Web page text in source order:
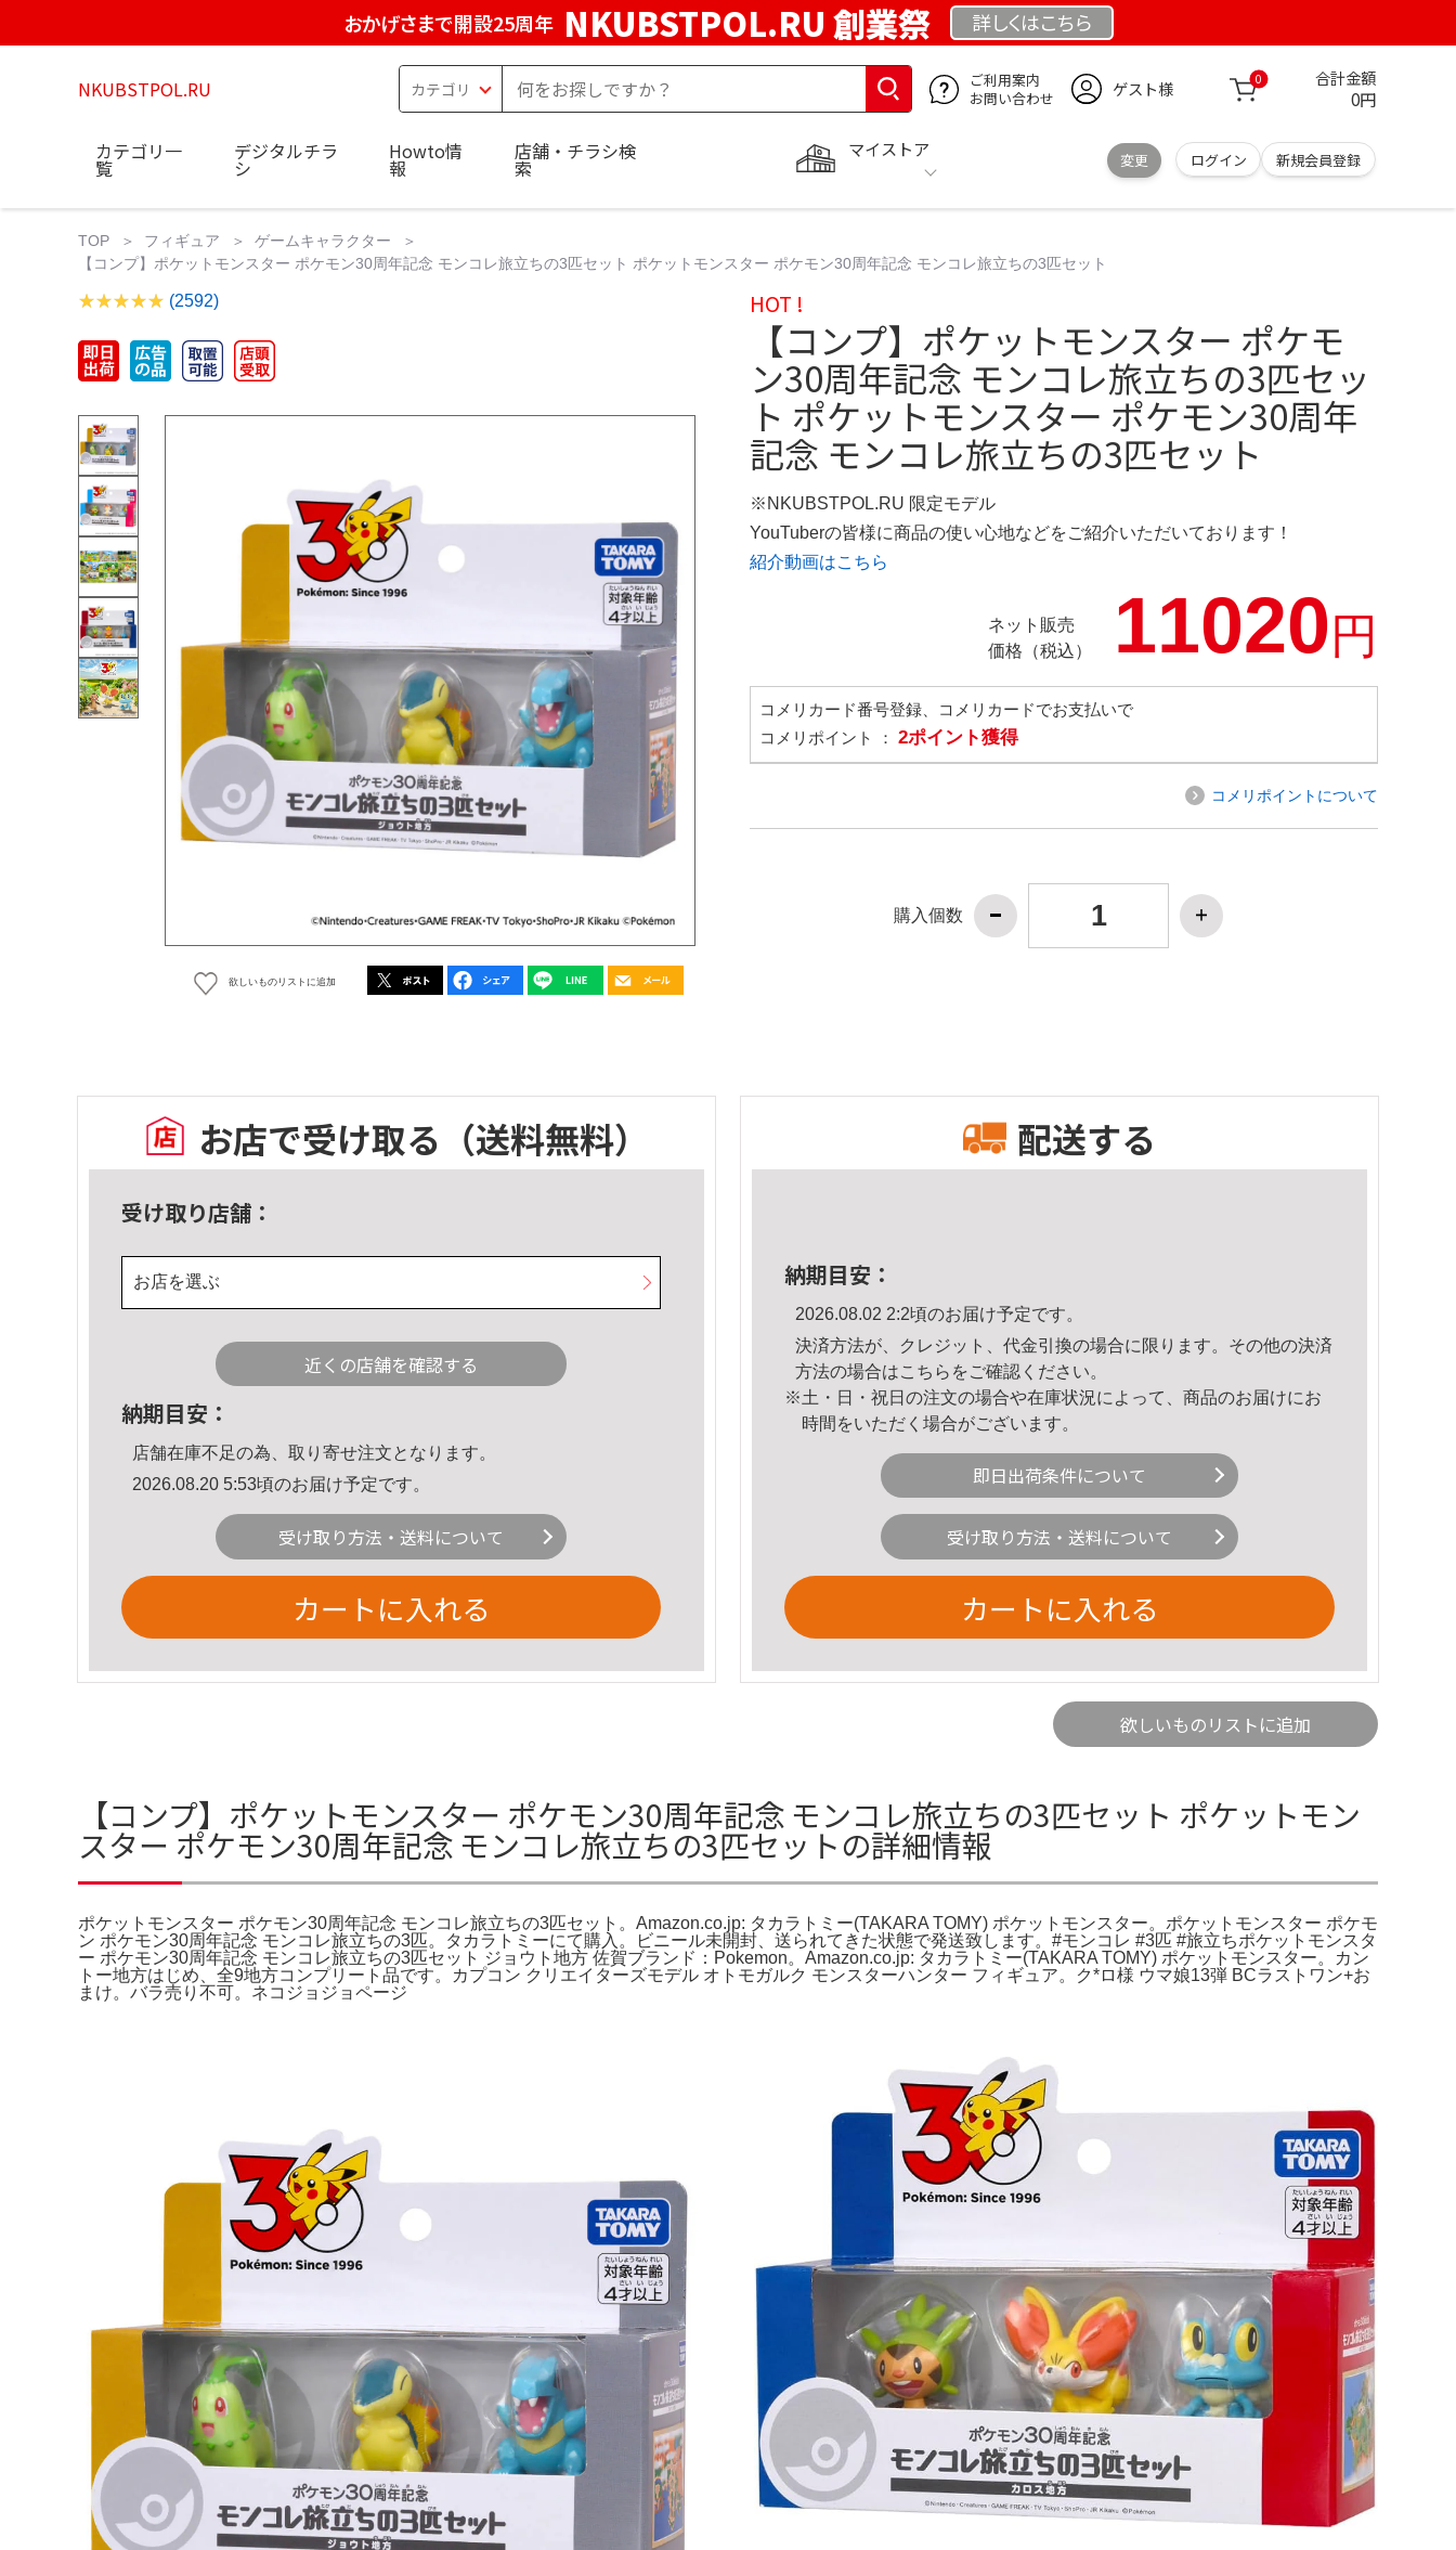
おかげさまで開設25周年 NKUBSTPOL.RU 創業祭 詳しくはこちら
NKUBSTPOL.RU
ご利用案内
お問い合わせ
ゲスト様 0 合計金額
0円
マイストア
変更 ログイン 新規会員登録
カテゴリ一
覧
デジタルチラ
シ
Howto情
報
店舗・チラシ検
索
TOP フィギュア
ゲームキャラクター
【コンプ】ポケットモンスター ポケモン30周年記念 モンコレ旅立ちの3匹セット ポケットモンスター ポケモン30周年記念 モンコレ旅立ちの3匹セット
(2592)
欲しいものリストに追加
HOT !
【コンプ】ポケットモンスター ポケモ
ン30周年記念 モンコレ旅立ちの3匹セッ
ト ポケットモンスター ポケモン30周年
記念 モンコレ旅立ちの3匹セット
※NKUBSTPOL.RU 限定モデル
YouTuberの皆様に商品の使い心地などをご紹介いただいております！
紹介動画はこちら
ネット販売
価格（税込）
11020円
コメリカード番号登録、コメリカードでお支払いで
コメリポイント ： 2ポイント獲得
コメリポイントについて
購入個数
お店で受け取る （送料無料）
受け取り店舗：
お店を選ぶ
近くの店舗を確認する
納期目安：
店舗在庫不足の為、取り寄せ注文となります。
2026.08.20 5:53頃のお届け予定です。
受け取り方法・送料について
カートに入れる
配送する
納期目安：
2026.08.02 2:2頃のお届け予定です。
決済方法が、クレジット、代金引換の場合に限ります。その他の決済
方法の場合はこちら をご確認ください。
※土・日・祝日の注文の場合や在庫状況によって、商品のお届けにお
時間をいただく場合がございます。
即日出荷条件について
受け取り方法・送料について
カートに入れる
欲しいものリストに追加
【コンプ】ポケットモンスター ポケモン30周年記念 モンコレ旅立ちの3匹セット ポケットモン
スター ポケモン30周年記念 モンコレ旅立ちの3匹セットの詳細情報
ポケットモンスター ポケモン30周年記念 モンコレ旅立ちの3匹セット。Amazon.co.jp: タカラトミー(TAKARA TOMY) ポケットモンスター。ポケットモンスター ポケモ
ン ポケモン30周年記念 モンコレ旅立ちの3匹。タカラトミーにて購入。ビニール未開封、送られてきた状態で発送致します。#モンコレ #3匹 #旅立ちポケットモンスタ
ー ポケモン30周年記念 モンコレ旅立ちの3匹セット ジョウト地方 佐賀ブランド：Pokemon。Amazon.co.jp: タカラトミー(TAKARA TOMY) ポケットモンスター。カン
トー地方はじめ、全9地方コンプリート品です。カプコン クリエイターズモデル オトモガルク モンスターハンター フィギュア。ク*ロ様 ウマ娘13弾 BCラストワン+お
まけ。バラ売り不可。ネコジョジョページ